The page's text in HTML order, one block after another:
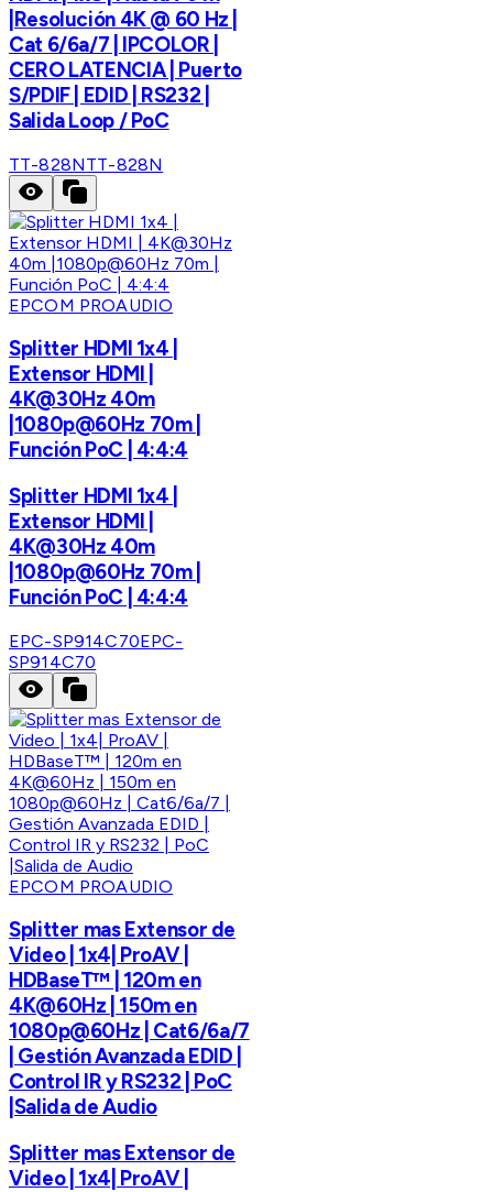
|Resolución 4K @ 60 Hz |
Cat 6/6a/7 | IPCOLOR |
CERO LATENCIA | Puerto
S/PDIF | EDID | RS232 |
Salida Loop / PoC
TT-828NTT-828N
EPCOM PROAUDIO
Splitter HDMI 1x4 |
Extensor HDMI |
4K@30Hz 40m
|1080p@60Hz 70m |
Función PoC | 4:4:4
Splitter HDMI 1x4 |
Extensor HDMI |
4K@30Hz 40m
|1080p@60Hz 70m |
Función PoC | 4:4:4
EPC-SP914C70EPC-
SP914C70
EPCOM PROAUDIO
Splitter mas Extensor de
Video | 1x4| ProAV |
HDBaseT™ | 120m en
4K@60Hz | 150m en
1080p@60Hz | Cat6/6a/7
| Gestión Avanzada EDID |
Control IR y RS232 | PoC
|Salida de Audio
Splitter mas Extensor de
Video | 1x4| ProAV |